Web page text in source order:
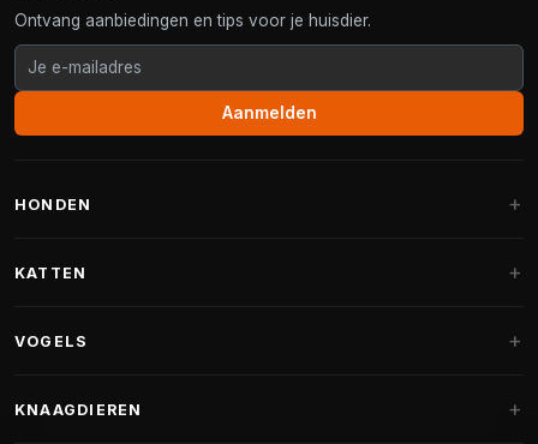
Ontvang aanbiedingen en tips voor je huisdier.
Aanmelden
HONDEN
Fantail hondenmanden
KATTEN
Krabpalen voor Maine Coon
VOGELS
KNAAGDIEREN